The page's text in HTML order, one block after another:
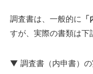
調査書は、一般的に
すが、実際の書類は下
▼ 調査書（内申書）